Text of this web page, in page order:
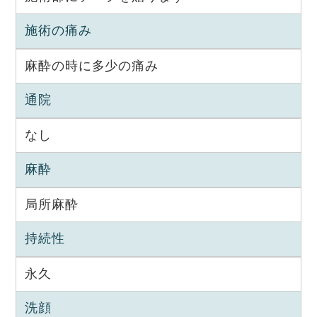
施術の痛み
麻酔の時に多少の痛み
通院
なし
麻酔
局所麻酔
持続性
永久
洗顔